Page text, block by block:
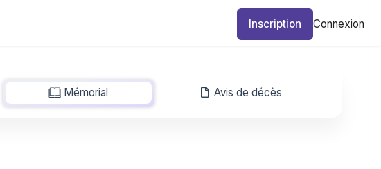
Inscription Connexion
Mémorial Avis de décès
-